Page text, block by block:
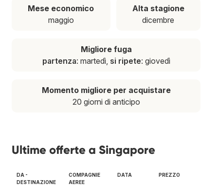
Mese economico
maggio
Alta stagione
dicembre
Migliore fuga
partenza: martedì, si ripete: giovedì
Momento migliore per acquistare
20 giorni di anticipo
Ultime offerte a Singapore
DA -
DESTINAZIONE
COMPAGNIE
AEREE
DATA PREZZO